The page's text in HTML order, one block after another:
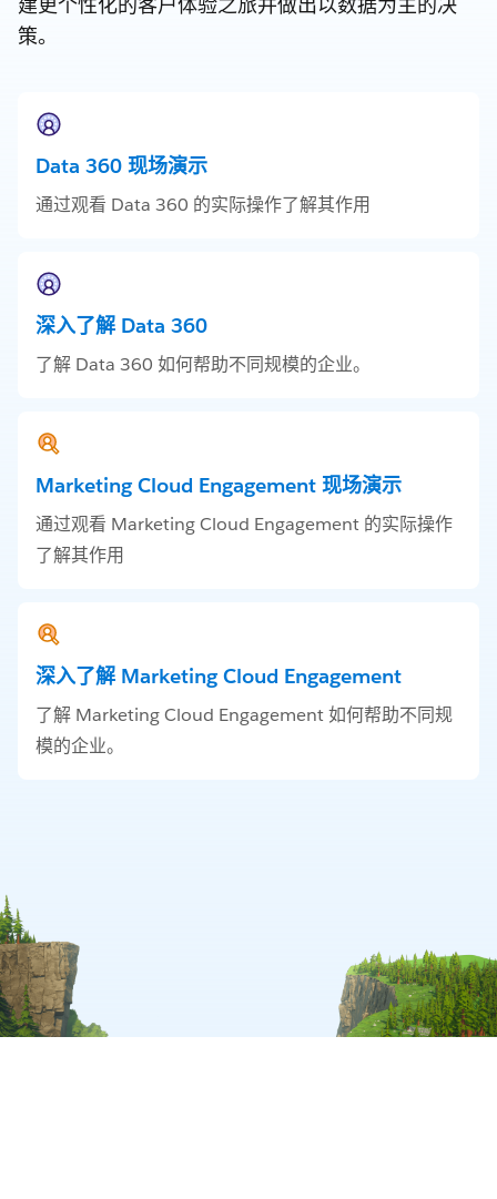
策。
Data 360 现场演示
通过观看 Data 360 的实际操作了解其作用
深入了解 Data 360
了解 Data 360 如何帮助不同规模的企业。
Marketing Cloud Engagement 现场演示
通过观看 Marketing Cloud Engagement 的实际操作
了解其作用
深入了解 Marketing Cloud Engagement
了解 Marketing Cloud Engagement 如何帮助不同规
模的企业。